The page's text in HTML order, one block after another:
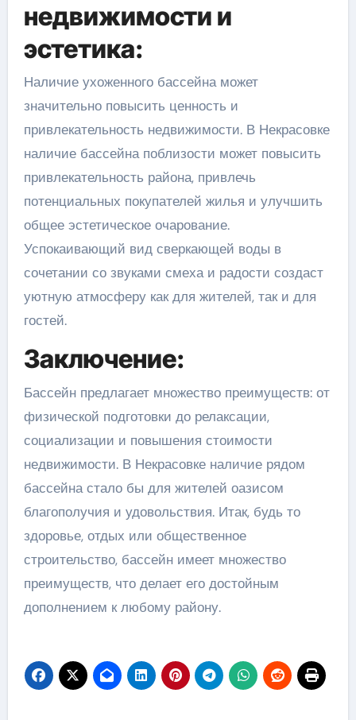
недвижимости и
эстетика:
Наличие ухоженного бассейна может
значительно повысить ценность и
привлекательность недвижимости. В Некрасовке
наличие бассейна поблизости может повысить
привлекательность района, привлечь
потенциальных покупателей жилья и улучшить
общее эстетическое очарование.
Успокаивающий вид сверкающей воды в
сочетании со звуками смеха и радости создаст
уютную атмосферу как для жителей, так и для
гостей.
Заключение:
Бассейн предлагает множество преимуществ: от
физической подготовки до релаксации,
социализации и повышения стоимости
недвижимости. В Некрасовке наличие рядом
бассейна стало бы для жителей оазисом
благополучия и удовольствия. Итак, будь то
здоровье, отдых или общественное
строительство, бассейн имеет множество
преимуществ, что делает его достойным
дополнением к любому району.